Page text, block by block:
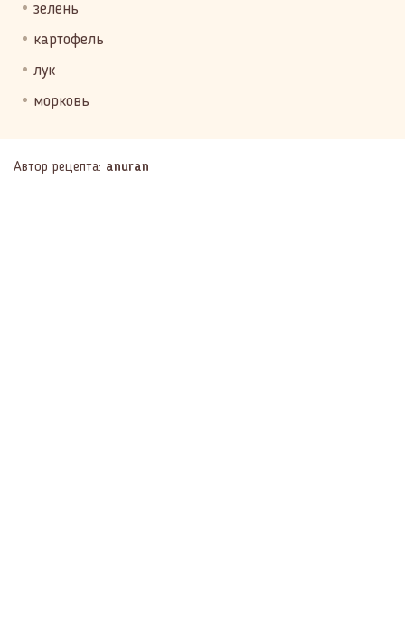
зелень
картофель
лук
морковь
Автор рецепта: anuran